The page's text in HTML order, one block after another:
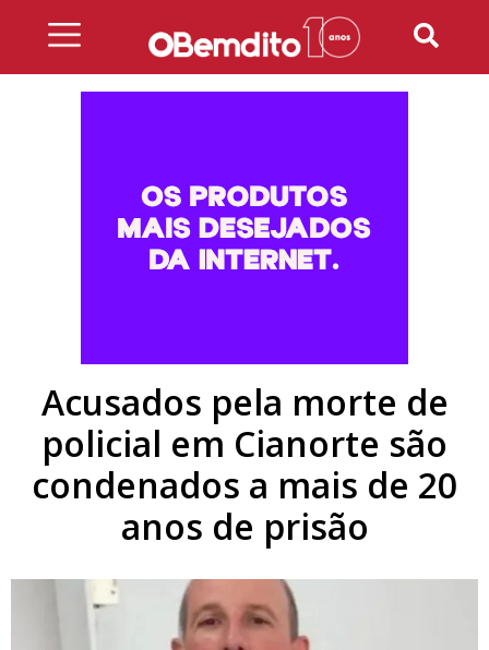
Acusados pela morte de
policial em Cianorte são
condenados a mais de 20
anos de prisão